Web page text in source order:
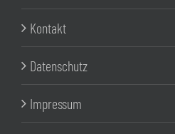
Kontakt
Datenschutz
Impressum